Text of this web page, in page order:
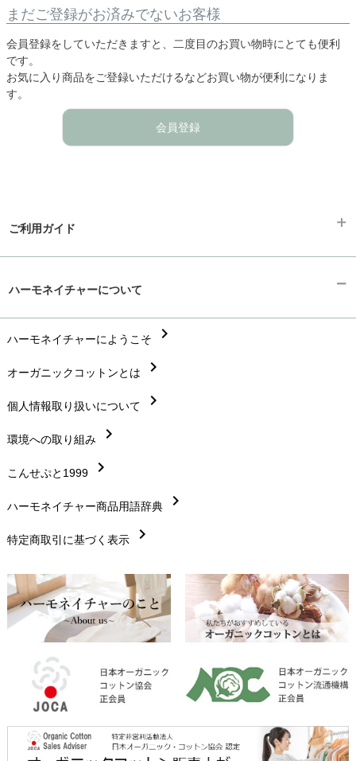
まだご登録がお済みでないお客様
会員登録をしていただきますと、二度目のお買い物時にとても便利
です。
お気に入り商品をご登録いただけるなどお買い物が便利になりま
す。
会員登録
ご利用ガイド
配送と送料chevron_right
在庫状況と発送予定chevron_right
サイズ・寸法chevron_right
生地・素材chevron_right
お手入れについて chevron_right
レビューを書こうchevron_right
返品交換chevron_right
FAXでのご注文 chevron_right
お問い合わせchevron_right
ハーモネイチャーについて
ハーモネイチャーにようこそ chevron_right
オーガニックコットンとは chevron_right
個人情報取り扱いについて chevron_right
環境への取り組み chevron_right
こんせぷと1999 chevron_right
ハーモネイチャー商品用語辞典 chevron_right
特定商取引に基づく表示 chevron_right